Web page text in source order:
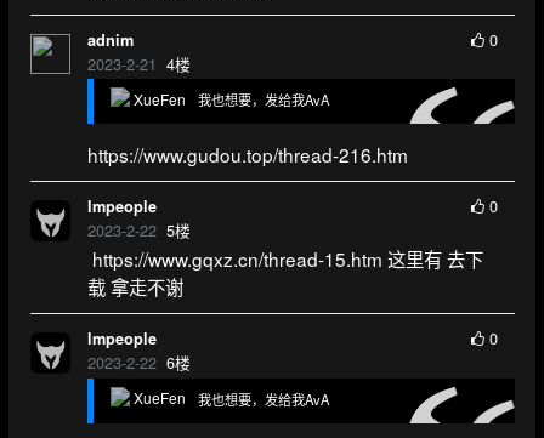
adnim
2023-2-21 4楼
0
XueFen 我也想要，发给我AvA
https://www.gudou.top/thread-216.htm
lmpeople
2023-2-22 5楼
0
https://www.gqxz.cn/thread-15.htm 这里有 去下
载 拿走不谢
lmpeople
2023-2-22 6楼
0
XueFen 我也想要，发给我AvA